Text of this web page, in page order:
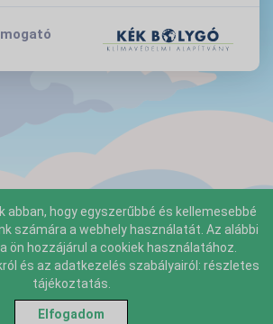
abban, hogy egyszerűbbé és kellemesebbé
számára a webhely használatát. Az alábbi
ön hozzájárul a cookiek használatához.
és az adatkezelés szabályairól: részletes
tájékoztatás.
Elfogadom